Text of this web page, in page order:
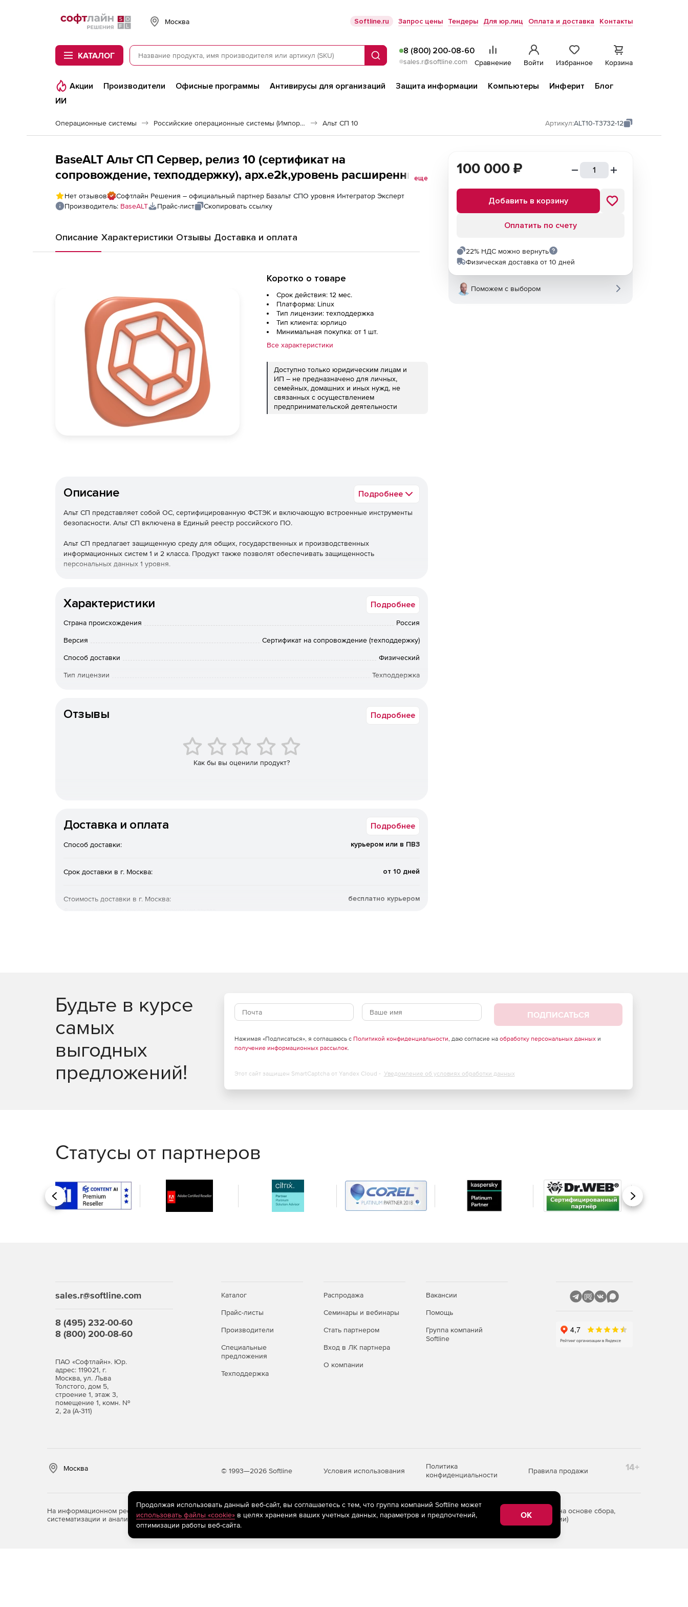
Softline
Москва Softline.ru Запрос цены Тендеры Для юр.лиц Оплата и доставка Контакты
КАТАЛОГ Поиск
8 (800) 200-08-60
sales.r@softline.com Сравнение Войти Избранное Корзина
Акции Производители Офисные программы Антивирусы для организаций Защита информации Компьютеры Инферит
Блог
ИИ
Операционные системы Российские операционные системы (Импортозамещение) Альт СП 10 Артикул:ALT10-T3732-12
BaseALT Альт СП Сервер, релиз 10 (сертификат на
сопровождение, техподдержку), арх.e2k,уровень расширенный,
без сопровождения программного комплекса Альт Домен,
сроком на 12 мес.
еще
Нет отзывов
Софтлайн Решения – официальный партнер Базальт СПО уровня Интегратор Эксперт
Производитель: BaseALT Прайс-лист Скопировать ссылку
Описание Характеристики Отзывы Доставка и оплата
Коротко о товаре
Срок действия: 12 мес.
Платформа: Linux
Тип лицензии: техподдержка
Тип клиента: юрлицо
Минимальная покупка: от 1 шт.
Все характеристики
Доступно только юридическим лицам и
ИП – не предназначено для личных,
семейных, домашних и иных нужд, не
связанных с осуществлением
предпринимательской деятельности
Описание Подробнее
Альт СП представляет собой ОС, сертифицированную ФСТЭК и включающую встроенные инструменты
безопасности. Альт СП включена в Единый реестр российского ПО.
Альт СП предлагает защищенную среду для общих, государственных и производственных
информационных систем 1 и 2 класса. Продукт также позволят обеспечивать защищенность
персональных данных 1 уровня.
Основные преимущества
Работа на нескольких вариантах оборудования и разном перефирийном аппарате.
Directory.
Совместимость с российским ПО.
Модульная структура конфигурации с графическим и веб-интерфейсом.
Регулярный выпуск обновлений по защите и постоянные повторные сертификационные тесты.
ФСТЭК.
Характеристики Подробнее
Страна происхождения Россия
Версия Сертификат на сопровождение (техподдержку)
Способ доставки Физический
Тип лицензии Техподдержка
Отзывы Подробнее
Как бы вы оценили продукт?
Доставка и оплата Подробнее
Способ доставки: курьером или в ПВЗ
Срок доставки в г. Москва: от 10 дней
Стоимость доставки в г. Москва: бесплатно курьером
100 000 ₽
Добавить в корзину
Оплатить по счету
22% НДС можно вернуть
Физическая доставка от 10 дней
Поможем с выбором
Будьте в курсе
самых
выгодных
предложений!
ПОДПИСАТЬСЯ
Нажимая «Подписаться», я соглашаюсь с Политикой конфиденциальности, даю согласие на обработку персональных данныхи
получение информационных рассылок.
Этот сайт защищен SmartCaptcha от Yandex Cloud - Уведомление об условиях обработки данных
Статусы от партнеров
Назад Вперед
sales.r@softline.com
8 (495) 232-00-60
8 (800) 200-08-60
ПАО «Софтлайн». Юр.
адрес: 119021, г.
Москва, ул. Льва
Толстого, дом 5,
строение 1, этаж 3,
помещение 1, комн. №
2, 2а (А-311)
Каталог
Прайс-листы
Производители
Специальные
предложения
Техподдержка
Распродажа
Семинары и вебинары
Стать партнером
Вход в ЛК партнера
О компании
Вакансии
Помощь
Группа компаний
Softline
Москва © 1993—2026 Softline Условия использования
Политика
конфиденциальности
Правила продажи 14+
На информационном ресурсе store.softline.ru применяются рекомендательные технологии
(информационные технологии предоставления информации на основе сбора,
систематизации и анализа сведений, относящихся к предпочтениям пользователей сети «Интернет», находящихся на территории Российской Федерации)
Продолжая использовать данный веб-сайт, вы соглашаетесь с тем, что группа компаний Softline может
использовать файлы «cookie»в целях хранения ваших учетных данных, параметров и предпочтений,
оптимизации работы веб-сайта.
OK